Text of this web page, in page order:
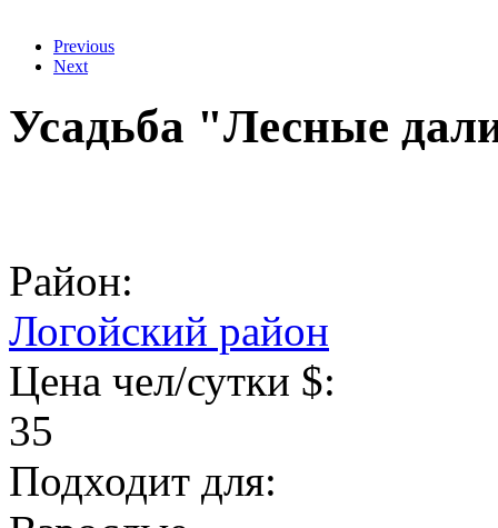
Previous
Next
Усадьба "Лесные
Район:
Логойский район
Цена чел/сутки $:
35
Подходит для: